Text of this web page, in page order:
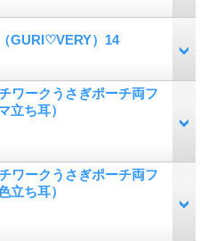
GURI♡VERY）14
ワークうさぎポーチ両フ
立ち耳）
ワークうさぎポーチ両フ
立ち耳）